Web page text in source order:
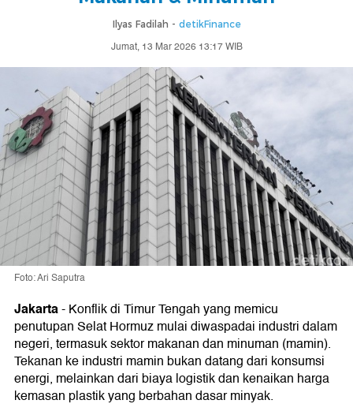
Ilyas Fadilah - detikFinance
Jumat, 13 Mar 2026 13:17 WIB
Foto: Ari Saputra
Jakarta-Konflik di Timur Tengah yang memicu
penutupan Selat Hormuz mulai diwaspadai industri dalam
negeri, termasuk sektor makanan dan minuman (mamin).
Tekanan ke industri mamin bukan datang dari konsumsi
energi, melainkan dari biaya logistik dan kenaikan harga
kemasan plastik yang berbahan dasar minyak.